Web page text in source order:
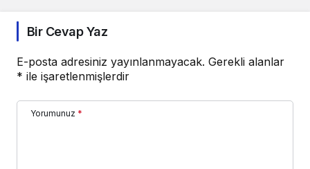
Bir Cevap Yaz
E-posta adresiniz yayınlanmayacak. Gerekli alanlar
* ile işaretlenmişlerdir
Yorumunuz *